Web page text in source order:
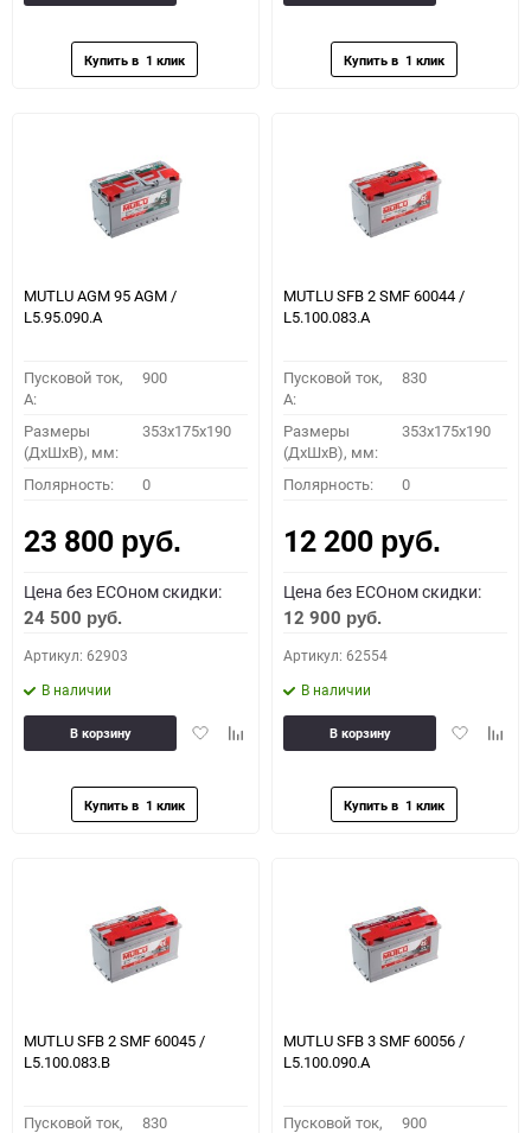
MUTLU AGM 95 AGM /
L5.95.090.A
Пусковой ток,
A:
900
Размеры
(ДхШхВ), мм:
353x175x190
Полярность: 0
23 800 руб.
Цена без ECOном скидки:
24 500 руб.
Артикул: 62903
В наличии
ДобавитьДобавить
В корзину
MUTLU SFB 2 SMF 60044 /
L5.100.083.A
Пусковой ток,
A:
830
Размеры
(ДхШхВ), мм:
353x175x190
Полярность: 0
12 200 руб.
Цена без ECOном скидки:
12 900 руб.
Артикул: 62554
В наличии
Добавить
В корзину
MUTLU SFB 2 SMF 60045 /
L5.100.083.B
Пусковой ток, 830
MUTLU SFB 3 SMF 60056 /
L5.100.090.A
Пусковой ток, 900